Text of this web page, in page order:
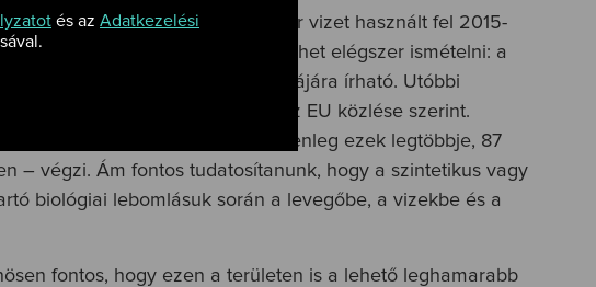
és az Adatkezelési
világszerte 79 milliárd köbméter vizet használt fel 2015-
sokkoló számokat sem lehet elégszer ismételni: a
a textil- és divatipar számlájára írható. Utóbbi
származik ekkora mennyiség az EU közlése szerint.
a környezeti szennyezést. Jelenleg ezek legtöbbje, 87
– végzi. Ám fontos tudatosítanunk, hogy a szintetikus vagy
biológiai lebomlásuk során a levegőbe, a vizekbe és a
fontos, hogy ezen a területen is a lehető leghamarabb